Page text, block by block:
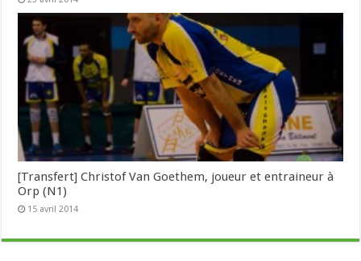
[Transfert] Christof Van Goethem, joueur et entraineur à
Orp (N1)
15 avril 2014